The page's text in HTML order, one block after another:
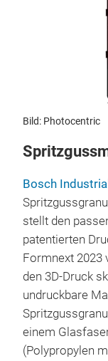
Bild: Photocentric
Bosch
stellt den
patentierten
Formnext 2023
den 3D-Druck
undruckbare
einem
(Polypropylen